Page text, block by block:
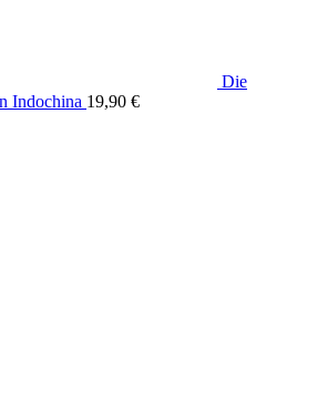
Die
Indochina 19,90 €